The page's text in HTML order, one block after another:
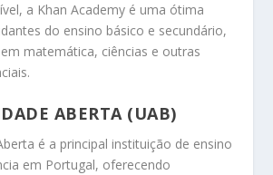
a Khan Academy é uma ótima
do ensino básico e secundário,
matemática, ciências e outras
ABERTA (UAB)
é a principal instituição de ensino
em Portugal, oferecendo